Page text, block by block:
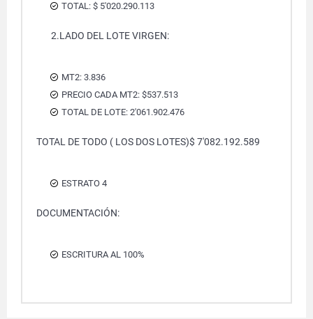
TOTAL: $ 5'020.290.113
2.LADO DEL LOTE VIRGEN:
MT2: 3.836
PRECIO CADA MT2: $537.513
TOTAL DE LOTE: 2'061.902.476
TOTAL DE TODO ( LOS DOS LOTES)$ 7'082.192.589
ESTRATO 4
DOCUMENTACIÓN:
ESCRITURA AL 100%